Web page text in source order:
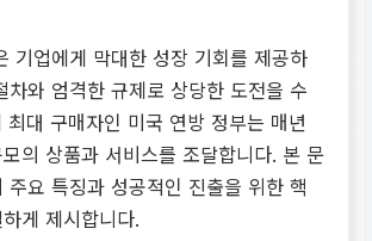
기업에게 막대한 성장 기회를 제공하
차와 엄격한 규제로 상당한 도전을 수
최대 구매자인 미국 연방 정부는 매년
의 상품과 서비스를 조달합니다. 본 문
주요 특징과 성공적인 진출을 위한 핵
게 제시합니다.